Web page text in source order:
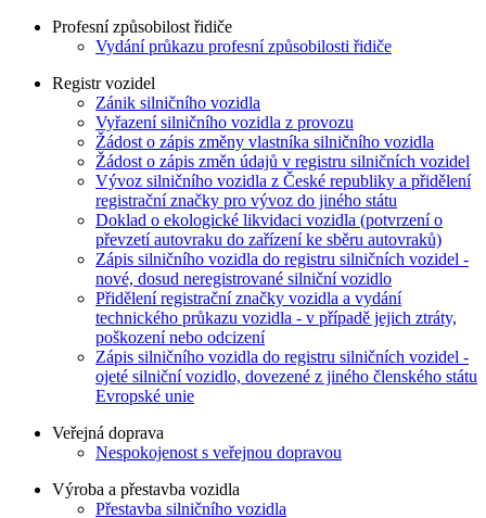
Profesní způsobilost řidiče
Vydání průkazu profesní způsobilosti řidiče
Registr vozidel
Zánik silničního vozidla
Vyřazení silničního vozidla z provozu
Žádost o zápis změny vlastníka silničního vozidla
Žádost o zápis změn údajů v registru silničních vozidel
Vývoz silničního vozidla z České republiky a přidělení
registrační značky pro vývoz do jiného státu
Doklad o ekologické likvidaci vozidla (potvrzení o
převzetí autovraku do zařízení ke sběru autovraků)
Zápis silničního vozidla do registru silničních vozidel -
nové, dosud neregistrované silniční vozidlo
Přidělení registrační značky vozidla a vydání
technického průkazu vozidla - v případě jejich ztráty,
poškození nebo odcizení
Zápis silničního vozidla do registru silničních vozidel -
ojeté silniční vozidlo, dovezené z jiného členského státu
Evropské unie
Veřejná doprava
Nespokojenost s veřejnou dopravou
Výroba a přestavba vozidla
Přestavba silničního vozidla